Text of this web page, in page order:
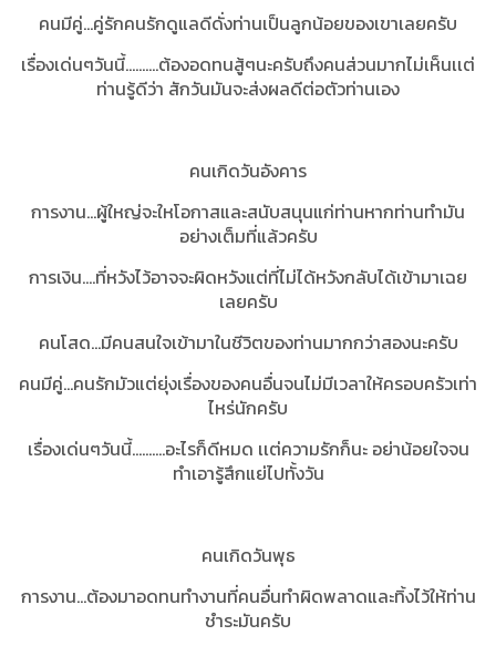
คนมีคู่...คู่รักคนรักดูแลดีดั่งท่านเป็นลูกน้อยของเขาเลยครับ
เรื่องเด่นๆวันนี้..........ต้องอดทนสู้ๆนะครับถึงคนส่วนมากไม่เห็นเเต่
ท่านรู้ดีว่า สักวันมันจะส่งผลดีต่อตัวท่านเอง
คนเกิดวันอังคาร
การงาน...ผู้ใหญ่จะใหโอกาสและสนับสนุนแก่ท่านหากท่านทำมัน
อย่างเต็มที่แล้วครับ
การเงิน....ที่หวังไว้อาจจะผิดหวังแต่ที่ไม่ได้หวังกลับได้เข้ามาเฉย
เลยครับ
คนโสด...มีคนสนใจเข้ามาในชีวิตของท่านมากกว่าสองนะครับ
คนมีคู่...คนรักมัวแต่ยุ่งเรื่องของคนอื่นจนไม่มีเวลาให้ครอบครัวเท่า
ไหร่นักครับ
เรื่องเด่นๆวันนี้..........อะไรก็ดีหมด เเต่ความรักก็นะ อย่าน้อยใจจน
ทำเอารู้สึกแย่ไปทั้งวัน
คนเกิดวันพุธ
การงาน...ต้องมาอดทนทำงานที่คนอื่นทำผิดพลาดและทิ้งไว้ให้ท่าน
ชำระมันครับ